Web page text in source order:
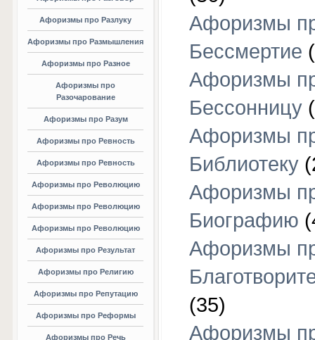
Афоризмы про Разлуку
Афоризмы про Размышления
Афоризмы про Разное
Афоризмы про
Разочарование
Афоризмы про Разум
Афоризмы про Ревность
Афоризмы про Ревность
Афоризмы про Революцию
Афоризмы про Революцию
Афоризмы про Революцию
Афоризмы про Результат
Афоризмы про Религию
Афоризмы про Репутацию
Афоризмы про Реформы
Афоризмы про Речь
Афоризмы
Бессмертие
Афоризмы
Бессонницу
Афоризмы
Библиотеку
Афоризмы
Биографию
Афоризмы
(35)
Афоризмы